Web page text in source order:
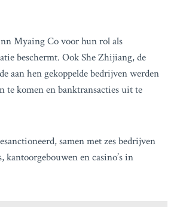
Myaing Co voor hun rol als
beschermt. Ook She Zhijiang, de
aan hen gekoppelde bedrijven werden
te komen en banktransacties uit te
samen met zes bedrijven
en casino’s in